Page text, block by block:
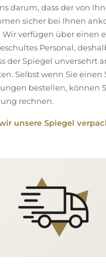
um die Herstellung und
Montage hingegen liegt
jedes
die Dübel oder Haken